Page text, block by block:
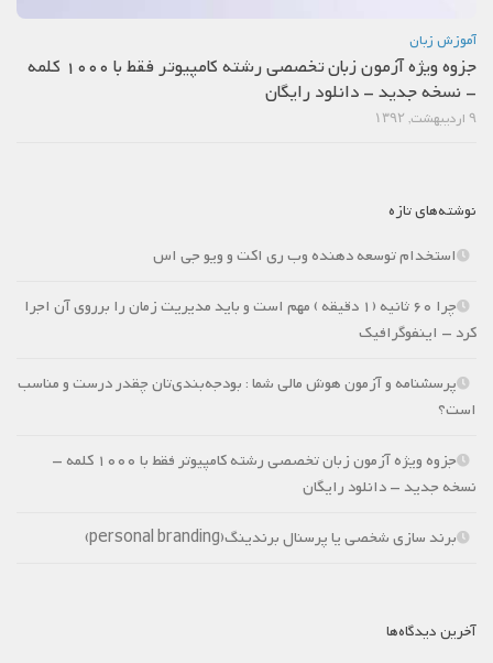
آموزش زبان
جزوه ویژه آزمون زبان تخصصی رشته کامپیوتر فقط با 1000 کلمه
– نسخه جدید – دانلود رایگان
۹ اردیبهشت, ۱۳۹۲
نوشته‌های تازه
استخدام توسعه دهنده وب ری اکت و ویو جی اس
چرا 60 ثانیه (1 دقیقه ) مهم است و باید مدیریت زمان را برروی آن اجرا
کرد – اینفوگرافیک
پرسشنامه و آزمون هوش مالی شما : بودجه‌بندی‌تان چقدر درست و مناسب
است؟
جزوه ویژه آزمون زبان تخصصی رشته کامپیوتر فقط با 1000 کلمه –
نسخه جدید – دانلود رایگان
برند سازی شخصی یا پرسنال برندینگ(personal branding)
آخرین دیدگاه‌ها